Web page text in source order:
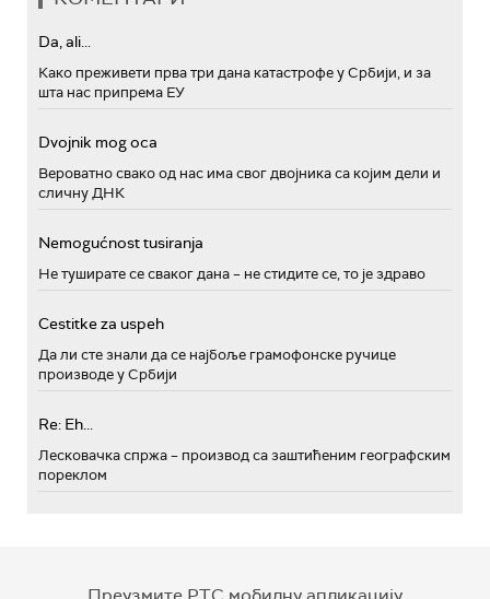
Da, ali...
Како преживети прва три дана катастрофе у Србији, и за
шта нас припрема ЕУ
Dvojnik mog oca
Вероватно свако од нас има свог двојника са којим дели и
сличну ДНК
Nemogućnost tusiranja
Не туширате се сваког дана – не стидите се, то је здраво
Cestitke za uspeh
Да ли сте знали да се најбоље грамофонске ручице
производе у Србији
Re: Eh...
Лесковачка спржа – производ са заштићеним географским
пореклом